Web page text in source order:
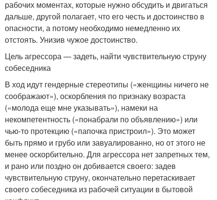
рабочих моментах, которые нужно обсудить и двигаться
дальше, другой полагает, что его честь и достоинство в
опасности, а потому необходимо немедленно их
отстоять. Унизив чужое достоинство.
Цель агрессора — задеть, найти чувствительную струну
собеседника
В ход идут гендерные стереотипы («женщины ничего не
соображают»), оскорбления по признаку возраста
(«молода еще мне указывать»), намеки на
некомпетентность («понабрали по объявлению») или
чью-то протекцию («папочка пристроил»). Это может
быть прямо и грубо или завуалированно, но от этого не
менее оскорбительно. Для агрессора нет запретных тем,
и рано или поздно он добивается своего: задев
чувствительную струну, окончательно перетаскивает
своего собеседника из рабочей ситуации в бытовой